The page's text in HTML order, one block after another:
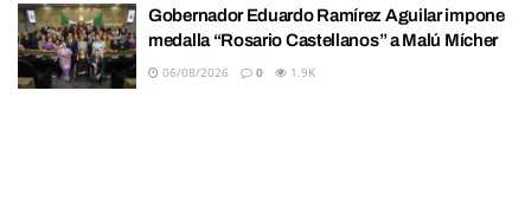
Gobernador Eduardo Ramírez Aguilar impone
medalla “Rosario Castellanos” a Malú Mícher
06/08/2026 0 1.9K